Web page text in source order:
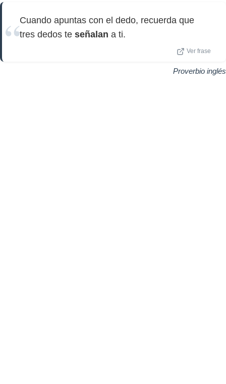
Cuando apuntas con el dedo, recuerda que
tres dedos te señalan a ti.
Ver frase
Proverbio inglés